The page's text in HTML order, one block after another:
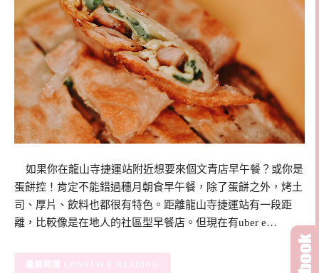
如果你在龍山寺捷運站附近想要來個文青店早午餐？或你是
蛋餅控！肯定不能錯過穗月朝食早午餐，除了蛋餅之外，烤土
司、厚片、飲料也都很有特色。距離龍山寺捷運站有一段距
離，比較像是在地人的社區型早餐店。但現在有uber e…
CONTINUE READING